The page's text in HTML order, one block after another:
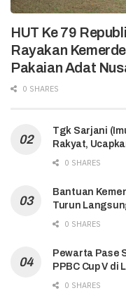
HUT Ke 79
Rayakan
Pakaian Adat
0 SHARES
Tgk Sarjani
Rakyat,
0 SHARES
Bantuan
Turun
0 SHARES
Pewarta Pase
PPBC Cup V di
0 SHARES